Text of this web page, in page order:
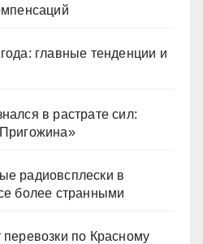
главные тенденции и
в растрате сил:
радиовсплески в
более странными
перевозки по Красному